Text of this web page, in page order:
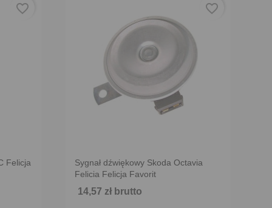
Felicja
favorite_border
Sygnał dźwiękowy Skoda Octavia
Felicia Felicja Favorit
14,57 zł brutto
favorite_border